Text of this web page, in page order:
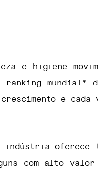
e higiene
ranking mundial*
e cada
indústria oferece
com alto